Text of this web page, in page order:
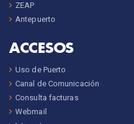
ZEAP
Antepuerto
ACCESOS
Uso de Puerto
Canal de Comunicación
Consulta facturas
Webmail